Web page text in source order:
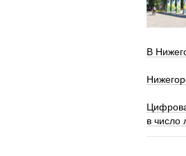
В
в число